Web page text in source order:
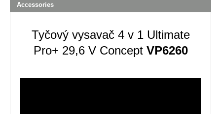
Accessories
Tyčový vysavač 4 v 1 Ultimate
Pro+ 29,6 V ConceptVP6260